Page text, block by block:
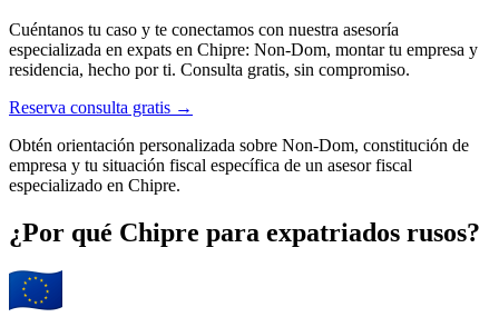
Cuéntanos tu caso y te conectamos con nuestra asesoría
especializada en expats en Chipre: Non-Dom, montar tu empresa y
residencia, hecho por ti. Consulta gratis, sin compromiso.
Reserva consulta gratis →
Obtén orientación personalizada sobre Non-Dom, constitución de
empresa y tu situación fiscal específica de un asesor fiscal
especializado en Chipre.
¿Por qué Chipre para expatriados rusos?